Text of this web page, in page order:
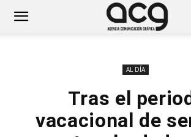
AL DÍA
Tras el
vacacional de